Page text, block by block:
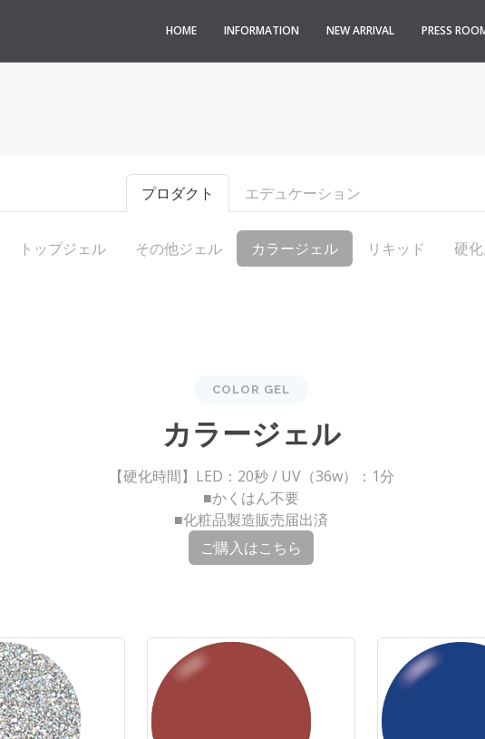
HOME INFORMATION NEW ARRIVAL PRESS
プロダクト エデュケーション
トップジェル その他ジェル カラージェル リキッド 硬
COLOR GEL
カラージェル
【硬化時間】LED：20秒 / UV（36w）：1分
■かくはん不要
■化粧品製造販売届出済
ご購入はこちら